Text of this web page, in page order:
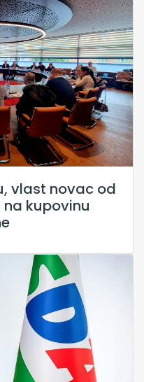
vlast novac od
kupovinu